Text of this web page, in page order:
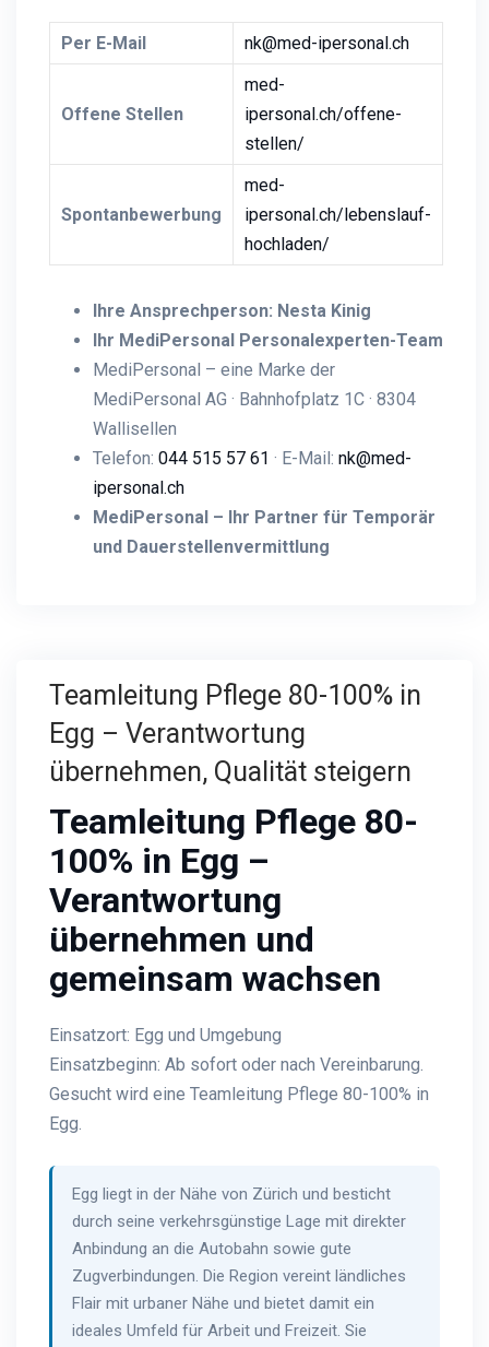
Per E-Mail nk@med-ipersonal.ch
Offene Stellen
med-
ipersonal.ch/offene-
stellen/
Spontanbewerbung
med-
ipersonal.ch/lebenslauf-
hochladen/
Ihre Ansprechperson: Nesta Kinig
Ihr MediPersonal Personalexperten-Team
MediPersonal – eine Marke der
MediPersonal AG · Bahnhofplatz 1C · 8304
Wallisellen
Telefon: 044 515 57 61 · E-Mail: nk@med-
ipersonal.ch
MediPersonal – Ihr Partner für Temporär
und Dauerstellenvermittlung
Teamleitung Pflege 80-100% in
Egg – Verantwortung
übernehmen, Qualität steigern
Teamleitung Pflege 80-
100% in Egg –
Verantwortung
übernehmen und
gemeinsam wachsen
Einsatzort: Egg und Umgebung
Einsatzbeginn: Ab sofort oder nach Vereinbarung.
Gesucht wird eine Teamleitung Pflege 80-100% in
Egg.
Egg liegt in der Nähe von Zürich und besticht
durch seine verkehrsgünstige Lage mit direkter
Anbindung an die Autobahn sowie gute
Zugverbindungen. Die Region vereint ländliches
Flair mit urbaner Nähe und bietet damit ein
ideales Umfeld für Arbeit und Freizeit. Sie